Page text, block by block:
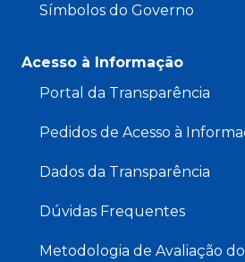
Símbolos do Governo
Acesso à Informação
Portal da Transparência
Pedidos de Acesso à
Dados da Transparência
Dúvidas Frequentes
Metodologia de Avaliação